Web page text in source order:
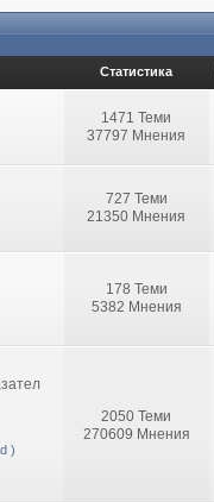
Статистика
1471 Теми
37797 Мнения
727 Теми
21350 Мнения
178 Теми
5382 Мнения
)
2050 Теми
270609 Мнения